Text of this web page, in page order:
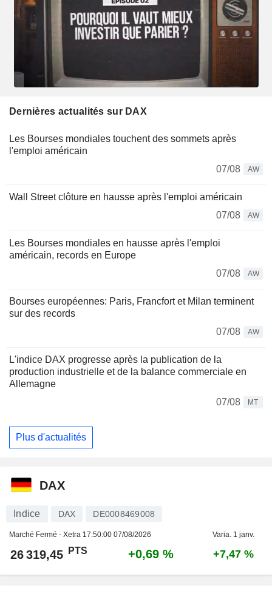
Dernières actualités sur DAX
Les Bourses mondiales touchent des sommets après
l'emploi américain
07/08
AW
Wall Street clôture en hausse après l'emploi américain
07/08
AW
Les Bourses mondiales en hausse après l'emploi
américain, records en Europe
07/08
AW
Bourses européennes: Paris, Francfort et Milan terminent
sur des records
07/08
AW
L'indice DAX progresse après la publication de la
production industrielle et de la balance commerciale en
Allemagne
07/08
MT
Plus d'actualités
DAX
Indice DAX DE0008469008
Marché Fermé - Xetra 17:50:00 07/08/2026 Varia. 1 janv.
26 319,45 PTS +0,69 % +7,47 %